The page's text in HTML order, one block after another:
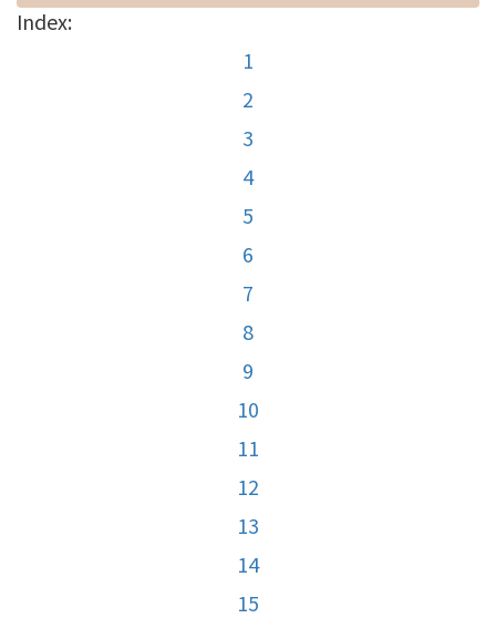
Index:
1
2
3
4
5
6
7
8
9
10
11
12
13
14
15